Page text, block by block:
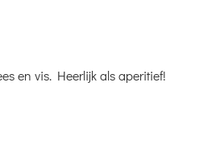
en vis. Heerlijk als aperitief!